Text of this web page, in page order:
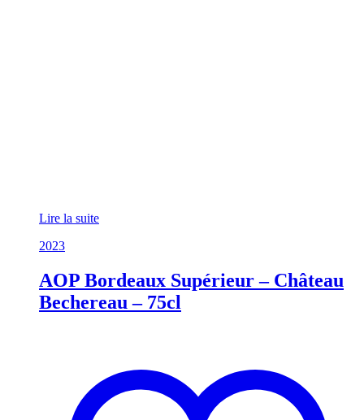
Lire la suite
2023
AOP Bordeaux Supérieur – Château
Bechereau – 75cl